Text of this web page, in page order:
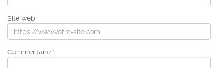
Site web
Commentaire *